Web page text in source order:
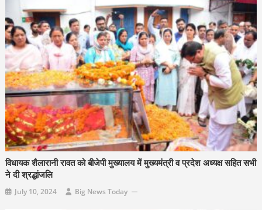
विधायक शैलारानी रावत को बीजेपी मुख्यालय में मुख्यमंत्री व प्रदेश अध्यक्ष सहित सभी
ने दी श्रद्धांजलि
July 10, 2024 Big News Today